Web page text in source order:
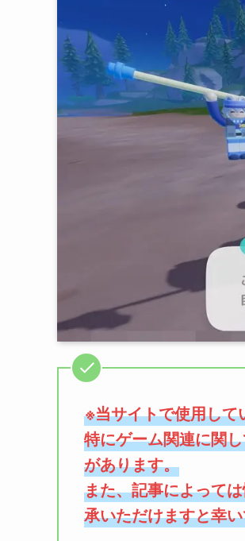
※当サイトで使用して
特にゲーム関連に関
があります。
また、記事によって
承いただけますと幸